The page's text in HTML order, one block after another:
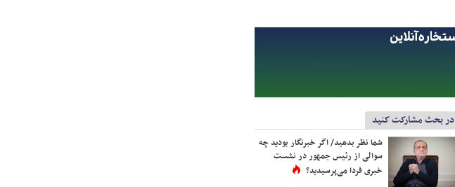
در بحث مشارکت کنید
شما نظر بدهید/ اگر خبرنگار بودید چه
سوالی از رئیس جمهور در نشست
خبری فردا می‌پرسیدید؟